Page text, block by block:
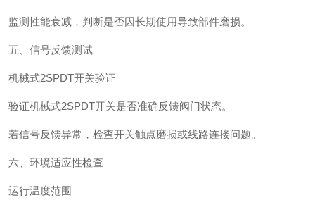
监测性能衰减，判断是否因长期使用导致部件磨损。
五、信号反馈测试
机械式2SPDT开关验证‌
验证机械式2SPDT开关是否准确反馈阀门状态。
若信号反馈异常，检查开关触点磨损或线路连接问题。
六、环境适应性检查
运行温度范围‌